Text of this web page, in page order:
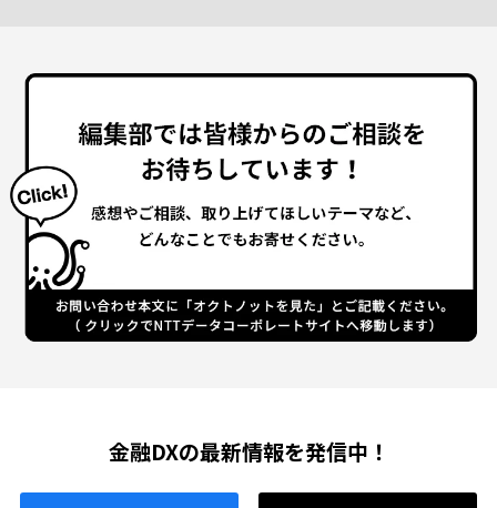
金融DXの最新情報を発信中！